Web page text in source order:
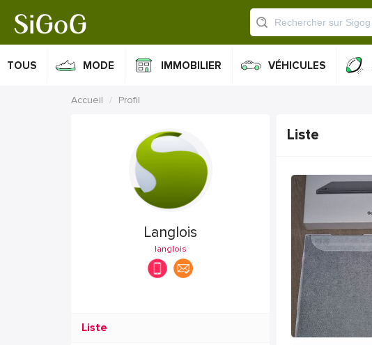
TOUS MODE IMMOBILIER VÉHICULES
Accueil Profil
Langlois
langlois
Liste
Liste